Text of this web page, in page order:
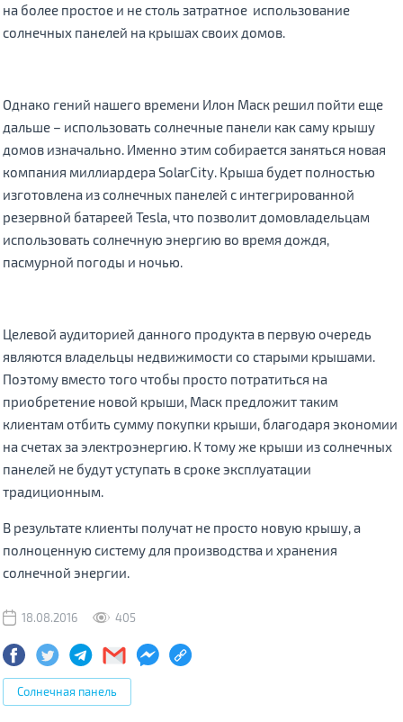
на более простое и не столь затратное использование
солнечных панелей на крышах своих домов.
Однако гений нашего времени Илон Маск решил пойти еще
дальше – использовать солнечные панели как саму крышу
домов изначально. Именно этим собирается заняться новая
компания миллиардера SolarCity. Крыша будет полностью
изготовлена из солнечных панелей с интегрированной
резервной батареей Tesla, что позволит домовладельцам
использовать солнечную энергию во время дождя,
пасмурной погоды и ночью.
Целевой аудиторией данного продукта в первую очередь
являются владельцы недвижимости со старыми крышами.
Поэтому вместо того чтобы просто потратиться на
приобретение новой крыши, Маск предложит таким
клиентам отбить сумму покупки крыши, благодаря экономии
на счетах за электроэнергию. К тому же крыши из солнечных
панелей не будут уступать в сроке эксплуатации
традиционным.
В результате клиенты получат не просто новую крышу, а
полноценную систему для производства и хранения
солнечной энергии.
18.08.2016 405
Солнечная панель